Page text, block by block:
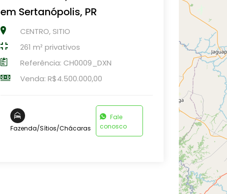
em Sertanópolis, PR
CENTRO, SITIO
261 m² privativos
Referência: CH0009_DXN
Venda: R$4.500.000,00
Fazenda/Sítios/Chácaras
Fale
conosco